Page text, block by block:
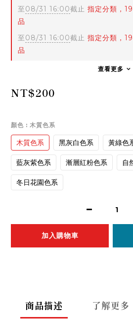
至08/31 16:00截止 指定分類，
品
至08/31 16:00截止 指定分類，
品
查看更多
NT$200
顏色 : 木質色系
木質色系 黑灰白色系 黃綠色
藍灰紫色系 漸層紅粉色系 自
冬日花園色系
加入購物車
商品描述 了解更多